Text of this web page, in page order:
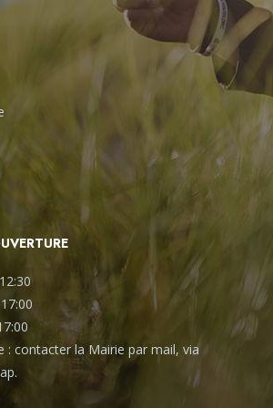
12:30
17:00
: contacter la Mairie par mail, via